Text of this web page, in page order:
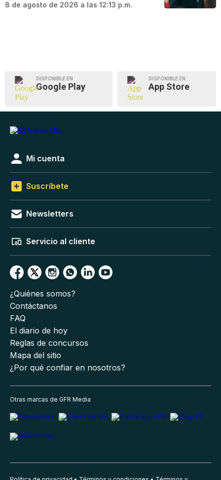
8 de agosto de 2026 a las 12:13 p.m.
DISPONIBLE EN
Google Play
DISPONIBLE EN
App Store
Mi cuenta
Suscríbete
Newsletters
Servicio al cliente
¿Quiénes somos?
Contáctanos
FAQ
El diario de hoy
Reglas de concursos
Mapa del sitio
¿Por qué confiar en nosotros?
Otras marcas de GFR Media